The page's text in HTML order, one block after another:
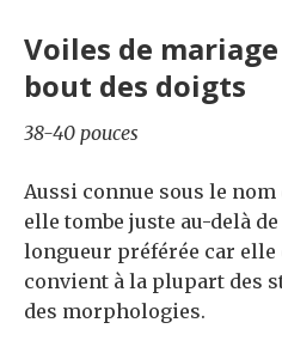
Voiles de
bout des doigts
38-40 pouces
Aussi connue sous le
elle tombe juste au-delà de
longueur préférée car
convient à la plupart des
des morphologies.